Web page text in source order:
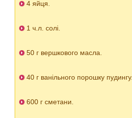
4 яйця.
1 ч.л. солі.
50 г вершкового масла.
40 г ванільного порошку пудингу.
600 г сметани.